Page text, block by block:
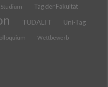
Studium Tag der Fakultät
TUDALIT Uni-Tag
Wettbewerb